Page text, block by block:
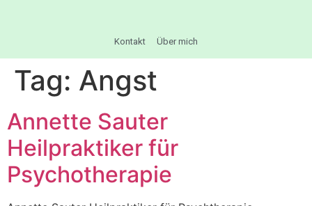
Kontakt Über mich
Tag: Angst
Annette Sauter
Heilpraktiker für
Psychotherapie